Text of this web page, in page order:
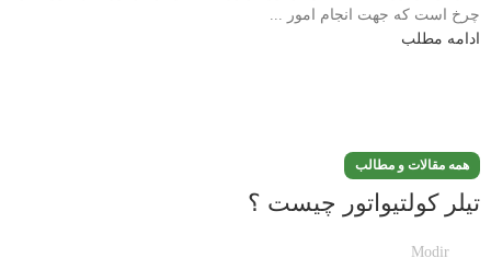
چرخ است که جهت انجام امور ...
ادامه مطلب
همه مقالات و مطالب
تیلر کولتیواتور چیست ؟
Modir